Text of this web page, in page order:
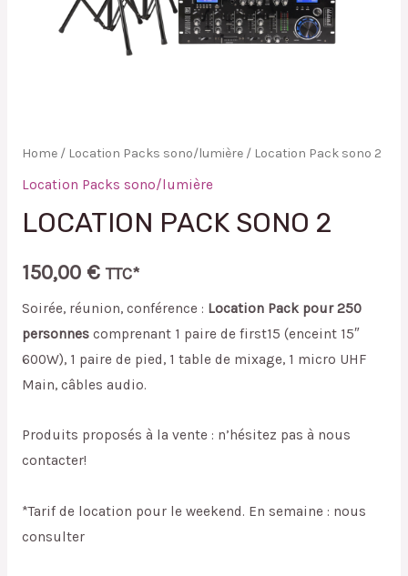
Home/ Location Packs sono/lumière/ Location Pack sono 2
Location Packs sono/lumière
LOCATION PACK SONO 2
150,00 € TTC*
Soirée, réunion, conférence : Location Pack pour 250
personnescomprenant 1 paire de first15 (enceint 15″
600W), 1 paire de pied, 1 table de mixage, 1 micro UHF
Main, câbles audio.
Produits proposés à la vente : n’hésitez pas à nous
contacter!
*Tarif de location pour le weekend. En semaine : nous
consulter